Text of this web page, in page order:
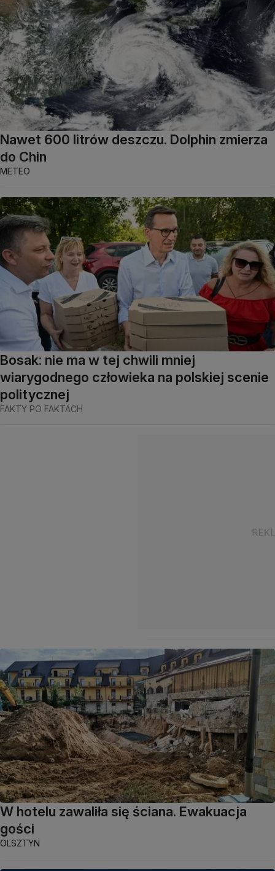
Nawet 600 litrów deszczu. Dolphin zmierza
do Chin
METEO
Bosak: nie ma w tej chwili mniej
wiarygodnego człowieka na polskiej scenie
politycznej
FAKTY PO FAKTACH
W hotelu zawaliła się ściana. Ewakuacja
gości
OLSZTYN